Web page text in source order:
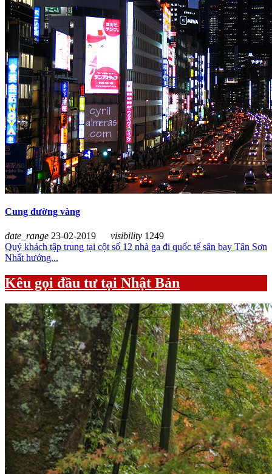
Cung đường vàng
date_range 23-02-2019 visibility 1249
Quý khách tập trung tại cột số 12 nhà ga đi quốc tế sân bay Tân Sơn
Nhất hướng...
Kêu gọi đầu tư tại Nhật Bản